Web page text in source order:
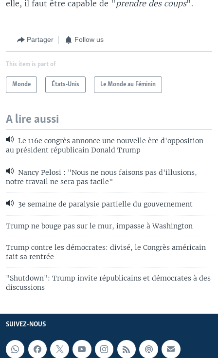
elle, il faut être capable de " prendre des coups".
Partager Follow us
This item is part of
Monde États-Unis Le Monde au Féminin
A lire aussi
Le 116e congrès annonce une nouvelle ère d'opposition
au président républicain Donald Trump
Nancy Pelosi : "Nous ne nous faisons pas d'illusions,
notre travail ne sera pas facile"
3e semaine de paralysie partielle du gouvernement
Trump ne bouge pas sur le mur, impasse à Washington
Trump contre les démocrates: divisé, le Congrès américain
fait sa rentrée
"Shutdown": Trump invite républicains et démocrates à des
discussions
SUIVEZ-NOUS